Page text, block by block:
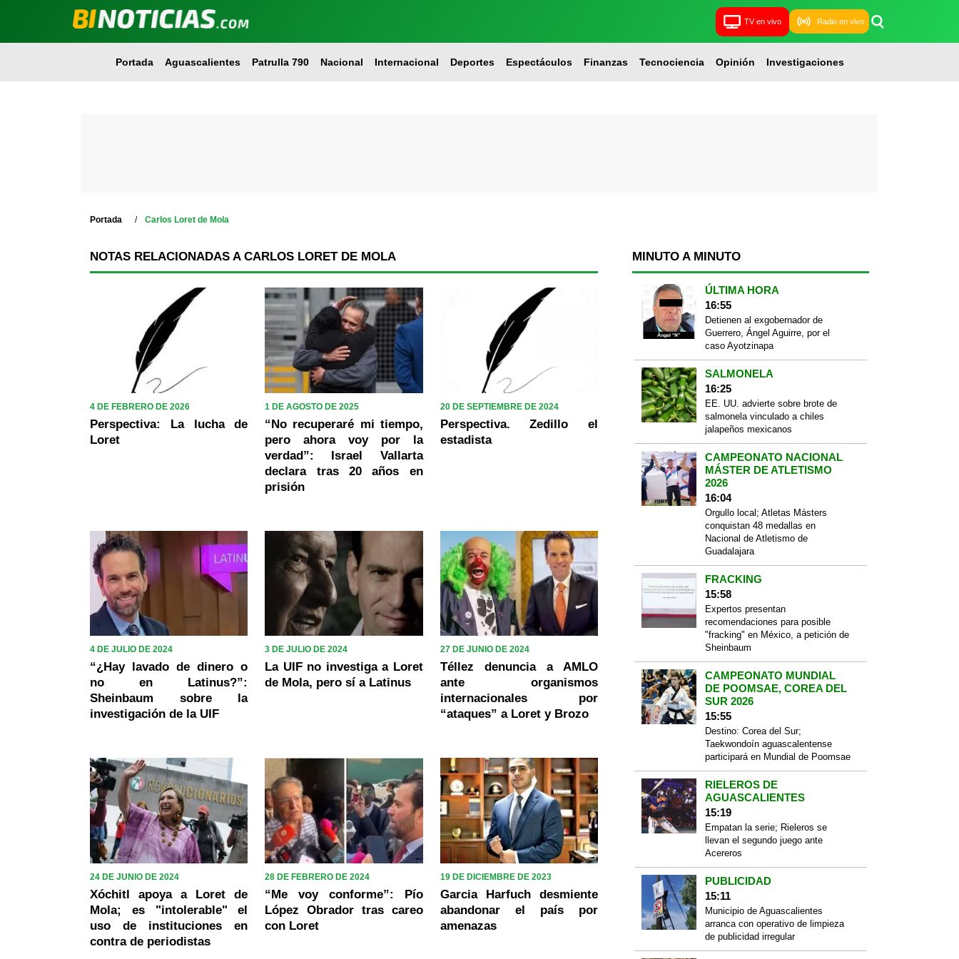
TV en vivo Radio en vivo
Portada Aguascalientes Patrulla 790 Nacional Internacional Deportes Espectáculos Finanzas Tecnociencia Opinión Investigaciones
Portada Carlos Loret de Mola
NOTAS RELACIONADAS A CARLOS LORET DE MOLA
4 DE FEBRERO DE 2026
Perspectiva: La lucha de
Loret
1 DE AGOSTO DE 2025
“No recuperaré mi tiempo,
pero ahora voy por la
verdad”: Israel Vallarta
declara tras 20 años en
prisión
20 DE SEPTIEMBRE DE 2024
Perspectiva. Zedillo el
estadista
4 DE JULIO DE 2024
“¿Hay lavado de dinero o
no en Latinus?”:
Sheinbaum sobre la
investigación de la UIF
3 DE JULIO DE 2024
La UIF no investiga a Loret
de Mola, pero sí a Latinus
27 DE JUNIO DE 2024
Téllez denuncia a AMLO
ante organismos
internacionales por
“ataques” a Loret y Brozo
24 DE JUNIO DE 2024
Xóchitl apoya a Loret de
Mola; es "intolerable" el
uso de instituciones en
contra de periodistas
28 DE FEBRERO DE 2024
“Me voy conforme”: Pío
López Obrador tras careo
con Loret
19 DE DICIEMBRE DE 2023
Garcia Harfuch desmiente
abandonar el país por
amenazas
MINUTO A MINUTO
ÚLTIMA HORA
16:55
Detienen al exgobernador de
Guerrero, Ángel Aguirre, por el
caso Ayotzinapa
SALMONELA
16:25
EE. UU. advierte sobre brote de
salmonela vinculado a chiles
jalapeños mexicanos
CAMPEONATO NACIONAL
MÁSTER DE ATLETISMO
2026
16:04
Orgullo local; Atletas Másters
conquistan 48 medallas en
Nacional de Atletismo de
Guadalajara
FRACKING
15:58
Expertos presentan
recomendaciones para posible
"fracking" en México, a petición de
Sheinbaum
CAMPEONATO MUNDIAL
DE POOMSAE, COREA DEL
SUR 2026
15:55
Destino: Corea del Sur;
Taekwondoín aguascalentense
participará en Mundial de Poomsae
RIELEROS DE
AGUASCALIENTES
15:19
Empatan la serie; Rieleros se
llevan el segundo juego ante
Acereros
PUBLICIDAD
15:11
Municipio de Aguascalientes
arranca con operativo de limpieza
de publicidad irregular